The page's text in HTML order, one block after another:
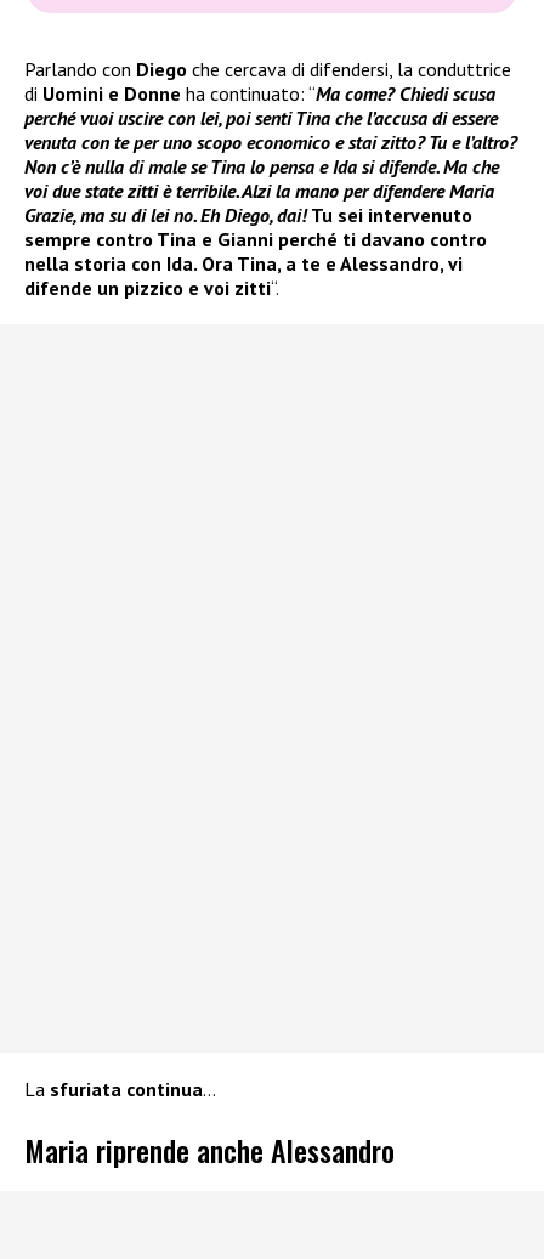
Parlando con Diego che cercava di difendersi, la conduttrice
di Uomini e Donne ha continuato: “Ma come? Chiedi scusa
perché vuoi uscire con lei, poi senti Tina che l’accusa di essere
venuta con te per uno scopo economico e stai zitto? Tu e l’altro?
Non c’è nulla di male se Tina lo pensa e Ida si difende. Ma che
voi due state zitti è terribile. Alzi la mano per difendere Maria
Grazie, ma su di lei no. Eh Diego, dai!Tu sei intervenuto
sempre contro Tina e Gianni perché ti davano contro
nella storia con Ida. Ora Tina, a te e Alessandro, vi
difende un pizzico e voi zitti“.
La sfuriata continua…
Maria riprende anche Alessandro